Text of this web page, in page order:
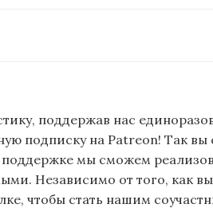
поддержав нас
подписку на Patreon! Так вы
мы сможем
Независимо от того, как
чтобы стать нашим